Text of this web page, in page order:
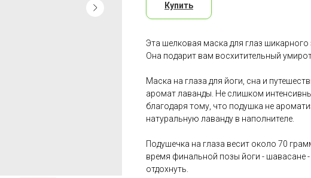
Купить
Эта шелковая маска для глаз
Она подарит вам восхитительный
Маска на глаза для йоги, сна и
аромат лаванды. Не слишком
благодаря тому, что подушка не
натуральную лаванду в наполнителе.
Подушечка на глаза весит около 70
время финальной позы йоги - шавасане
отдохнуть.